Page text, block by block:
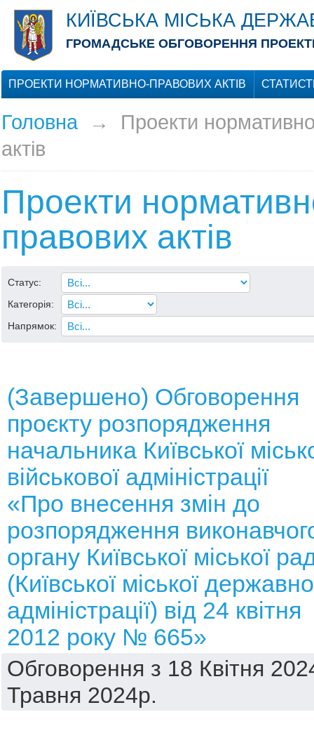
КИЇВСЬКА МІСЬКА
ГРОМАДСЬКЕ ОБГОВОРЕННЯ
ПРОЕКТИ НОРМАТИВНО-ПРАВОВИХ АКТІВ
Головна→ Проекти
актів
Проекти
правових актів
Статус:
Категорія:
Напрямок:
(Завершено) Обговорення
проєкту розпорядження
начальника Київської
військової адміністрації
«Про внесення змін до
розпорядження
органу Київської міської
(Київської міської
адміністрації) від 24 квітня
2012 року № 665»
Обговорення з 18 Квітня
Травня 2024р.